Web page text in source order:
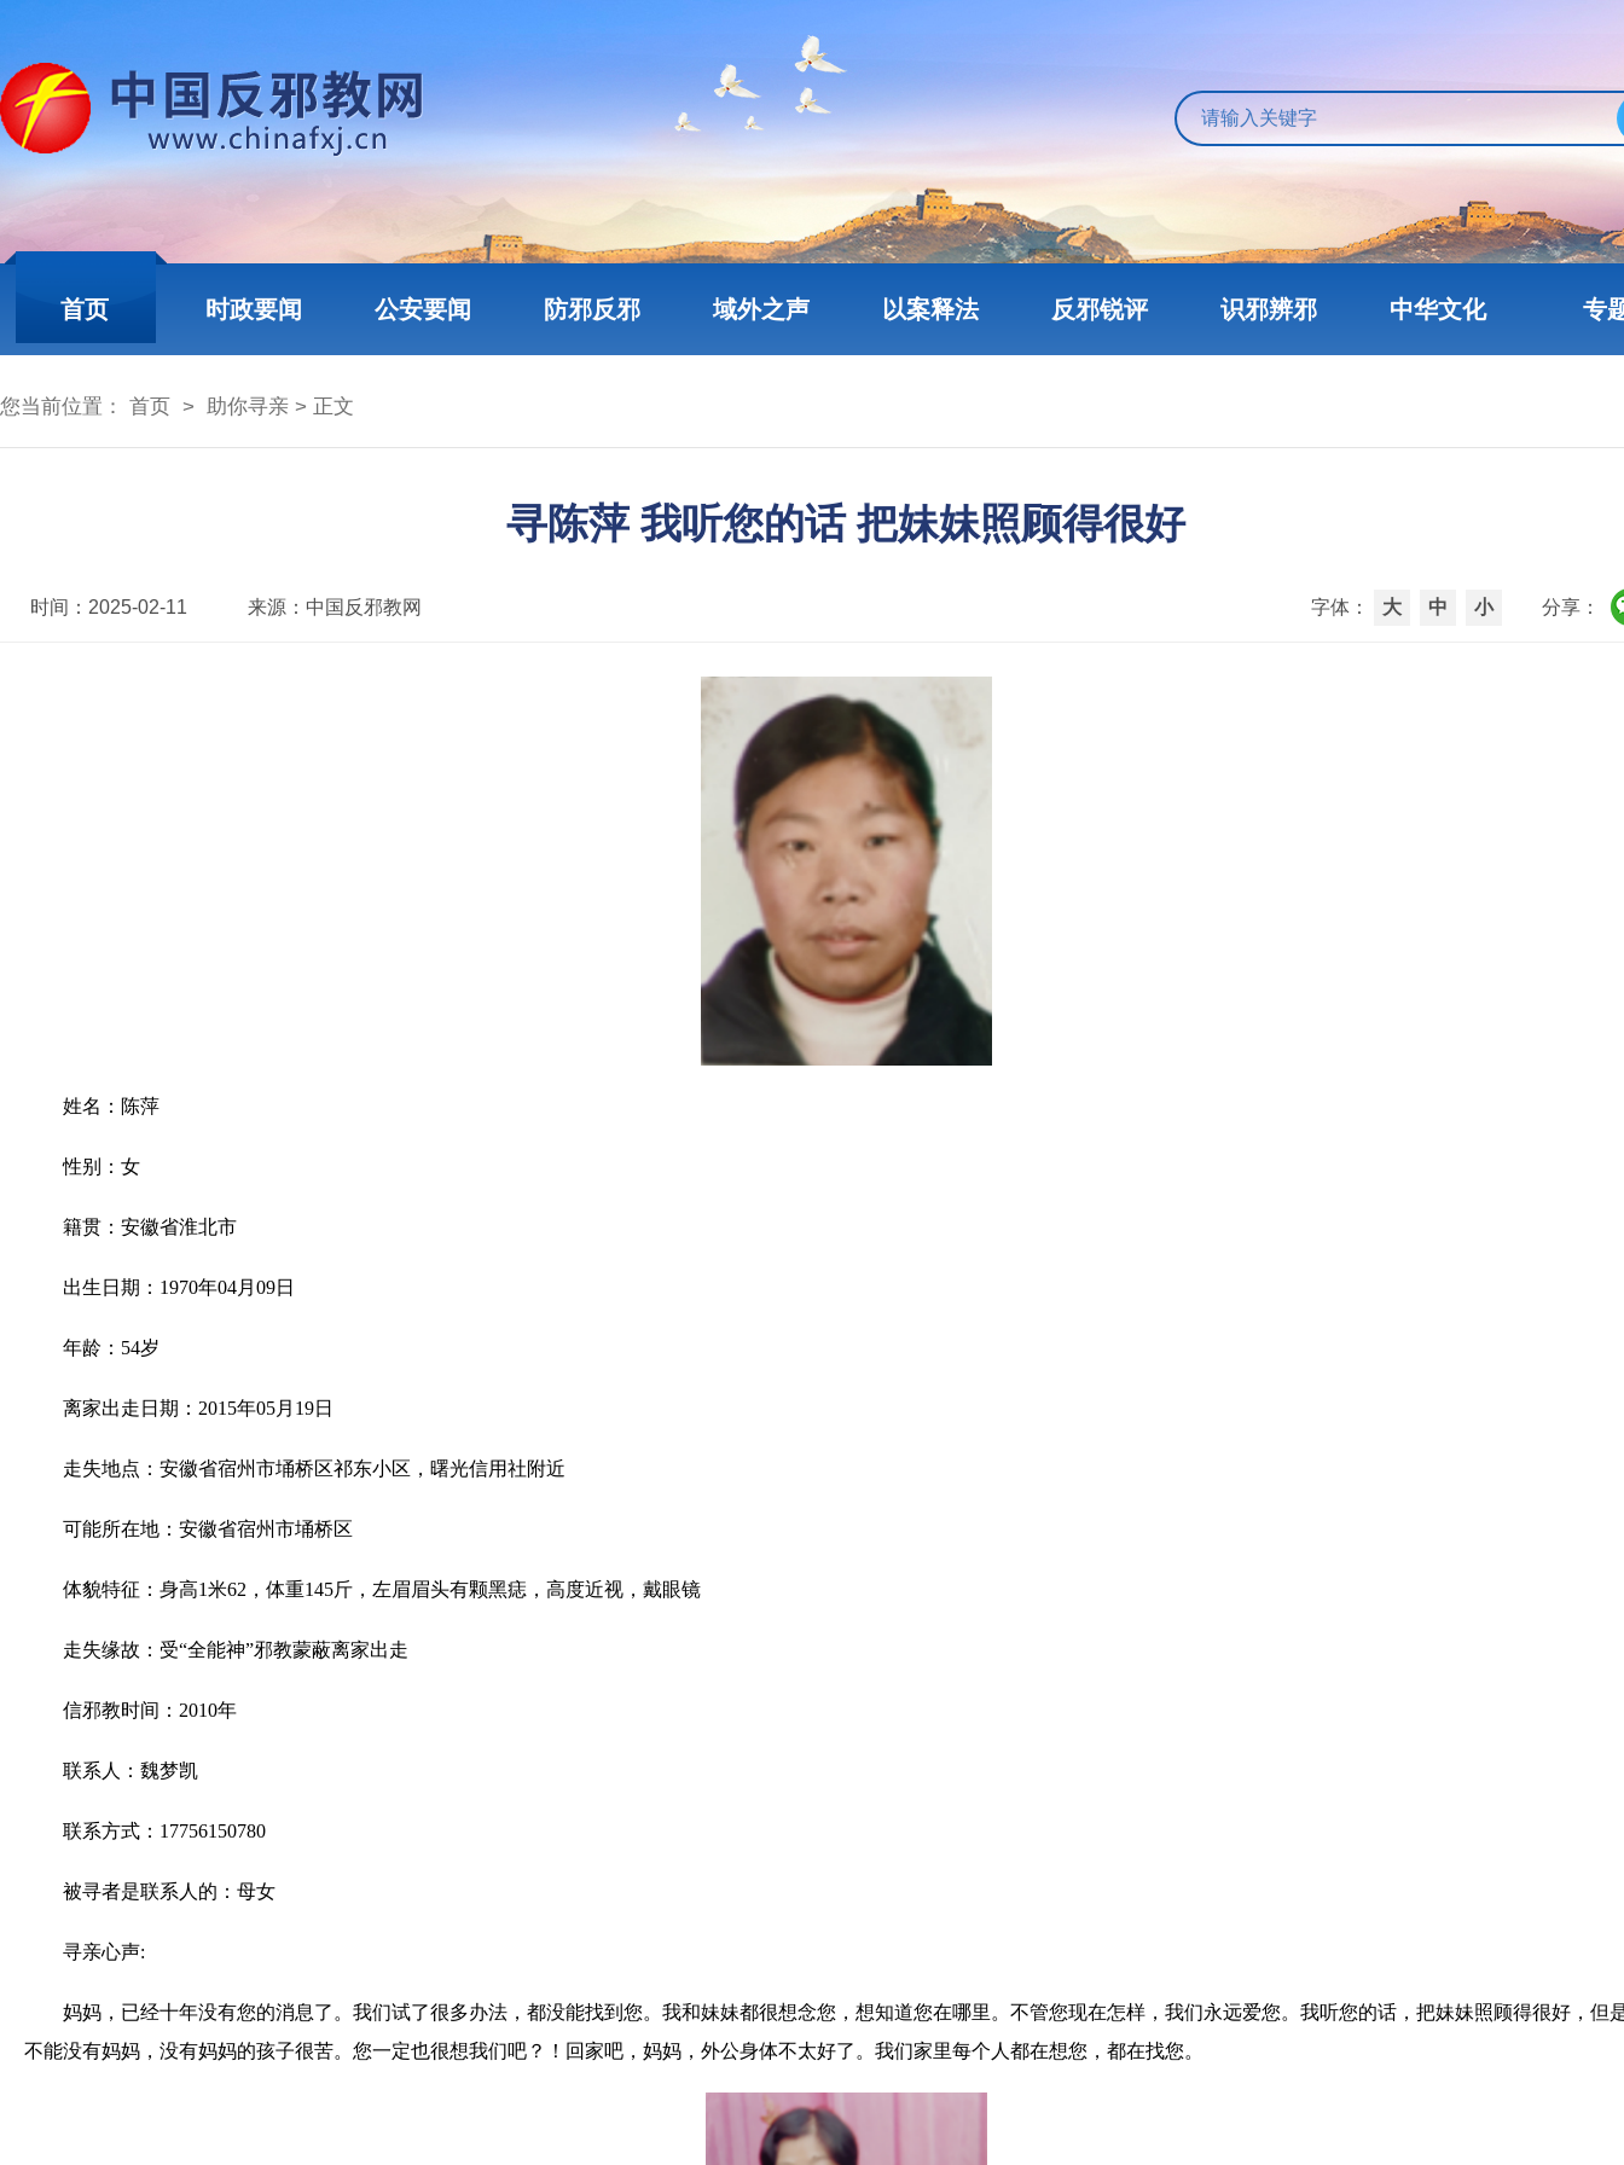
首页 时政要闻 公安要闻 防邪反邪 域外之声 以案释法 反邪锐评 识邪辨邪 中华文化 专
您当前位置： 首页 > 助你寻亲 > 正文
寻陈萍 我听您的话 把妹妹照顾得很好
时间： 2025-02-11 来源： 中国反邪教网 字体： 大 中 小 分享：
姓名：陈萍
性别：女
籍贯：安徽省淮北市
出生日期：1970年04月09日
年龄：54岁
离家出走日期：2015年05月19日
走失地点：安徽省宿州市埇桥区祁东小区，曙光信用社附近
可能所在地：安徽省宿州市埇桥区
体貌特征：身高1米62，体重145斤，左眉眉头有颗黑痣，高度近视，戴眼镜
走失缘故：受“全能神”邪教蒙蔽离家出走
信邪教时间：2010年
联系人：魏梦凯
联系方式：17756150780
被寻者是联系人的：母女
寻亲心声:
妈妈，已经十年没有您的消息了。我们试了很多办法，都没能找到您。我和妹妹都很想念您，想知道您在哪里。不管您现在怎样，我们永远爱您。我听您的话，把妹妹照顾得很好，但
不能没有妈妈，没有妈妈的孩子很苦。您一定也很想我们吧？！回家吧，妈妈，外公身体不太好了。我们家里每个人都在想您，都在找您。